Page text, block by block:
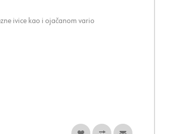
ivice kao i ojačanom vario